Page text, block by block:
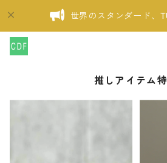
世界のスタンダード、
推しアイテム